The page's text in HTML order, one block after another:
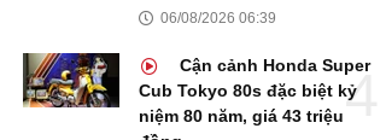
06/08/2026 06:39
Cận cảnh Honda Super
Cub Tokyo 80s đặc biệt kỷ
niệm 80 năm, giá 43 triệu